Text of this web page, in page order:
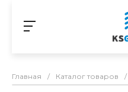
Главная / Каталог товаров /